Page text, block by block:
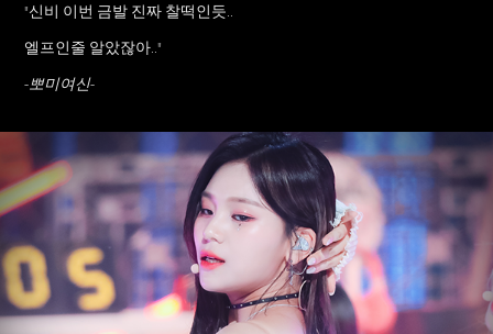
"신비 이번 금발 진짜 찰떡인듯..
엘프인줄 알았잖아.."
-뽀미여신-